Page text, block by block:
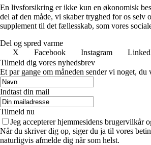
En livsforsikring er ikke kun en økonomisk
del af den måde, vi skaber tryghed for os selv
supplement til det fællesskab, som vores
Del og spred varme
X
Facebook Instagram
Tilmeld dig vores nyhedsbrev
Et par gange om måneden sender vi noget,
Indtast din mail
Tilmeld nu
Jeg accepterer hjemmesidens brugervilkår
Når du skriver dig op, siger du ja til vores
naturligvis afmelde dig når som helst.